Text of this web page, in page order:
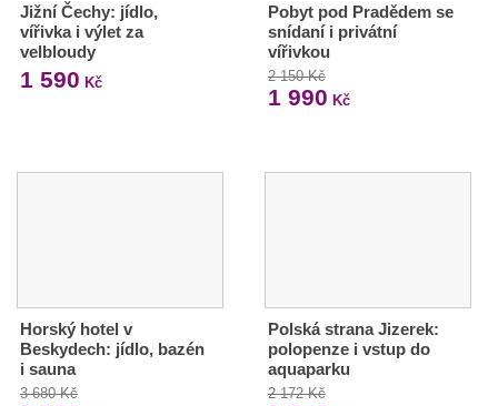
Jižní Čechy: jídlo,
vířivka i výlet za
velbloudy
1 590 Kč
Pobyt pod Pradědem se
snídaní i privátní
vířivkou
2 150 Kč
1 990 Kč
Horský hotel v
Beskydech: jídlo, bazén
i sauna
3 680 Kč
Polská strana Jizerek:
polopenze i vstup do
aquaparku
2 172 Kč